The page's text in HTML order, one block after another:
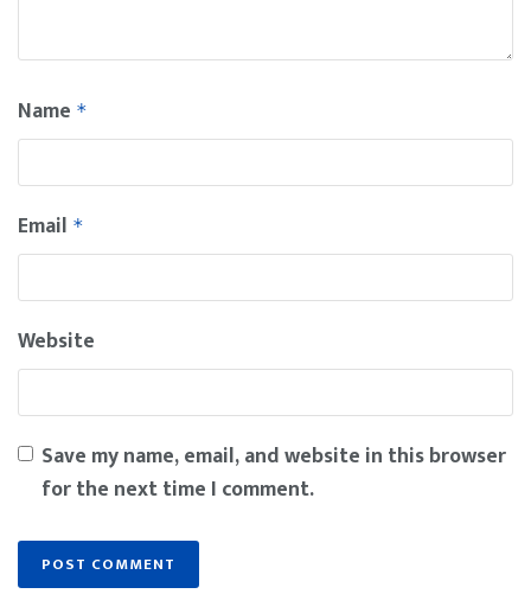
Name *
Email *
Website
Save my name, email, and website in this browser
for the next time I comment.